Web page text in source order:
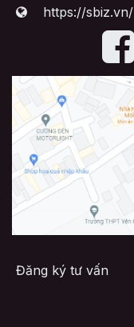
https://sbiz.vn/
Đăng ký tư vấn